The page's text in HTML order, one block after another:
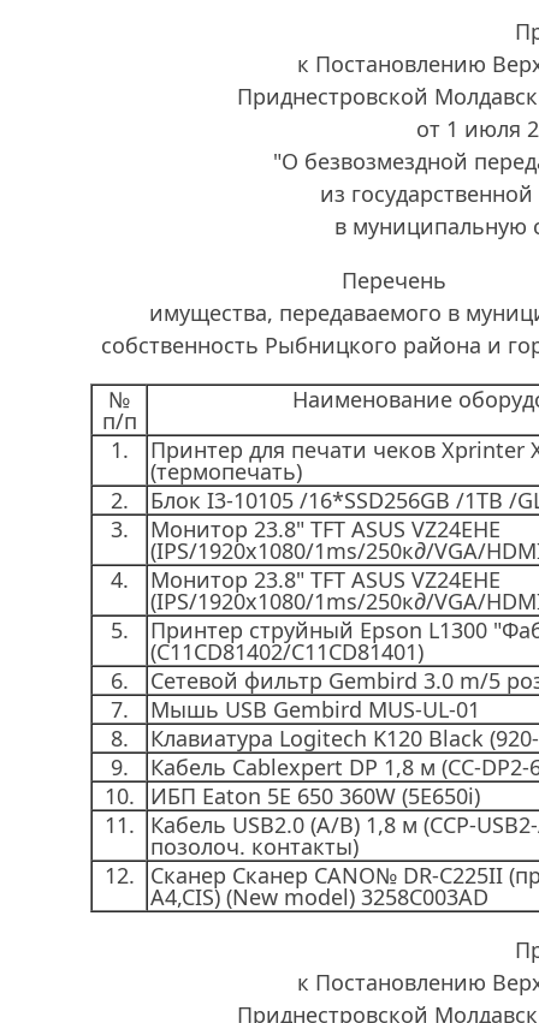
к Постановлению
Приднестровской
от 1 июля
"О безвозмездной
из
в муниципальную
Перечень
имущества, передаваемого в
собственность Рыбницкого района и
№
п/п
Наименование
1.
Принтер для печати чеков Xprinter
(термопечать)
2.
Блок I3-10105 /16*SSD256GB /1TB /
3.
Монитор 23.8" TFT ASUS VZ24EHE
(IPS/1920x1080/1ms/250кд/VGA/
4.
Монитор 23.8" TFT ASUS VZ24EHE
(IPS/1920x1080/1ms/250кд/VGA/
5.
Принтер струйный Epson L1300
(C11CD81402/C11CD81401)
6.
Сетевой фильтр Gembird 3.0 m/5
7.
Мышь USB Gembird MUS-UL-01
8.
Клавиатура Logitech K120 Black
9.
Кабель Cablexpert DP 1,8 м (CC-DP2-
10.
ИБП Eaton 5E 650 360W (5E650i)
11.
Кабель USB2.0 (A/B) 1,8 м (CCP-
позолоч. контакты)
12.
Сканер Сканер CANO№ DR-C225II
A4,CIS) (New model) 3258C003AD
к Постановлению
Приднестровской